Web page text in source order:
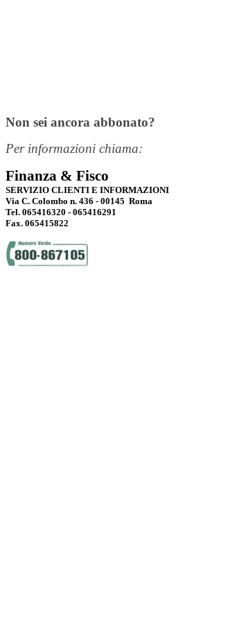
Non sei ancora abbonato?
Per informazioni chiama:
Finanza & Fisco
SERVIZIO CLIENTI E INFORMAZIONI
Via C. Colombo n. 436 - 00145 Roma
Tel. 065416320 - 065416291
Fax. 065415822